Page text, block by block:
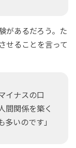
があるだろう。た
せることを言って
イナスの口
間関係を築く
いのです」